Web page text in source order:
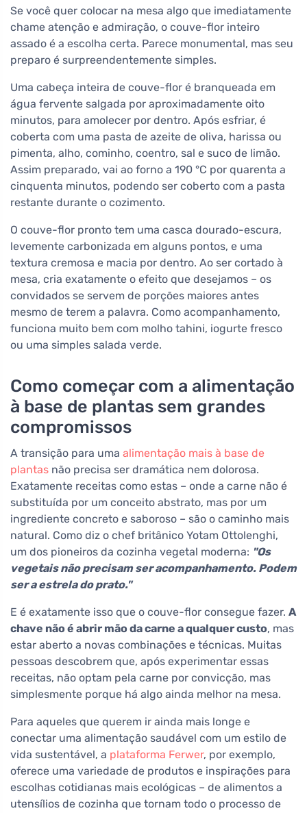
Se você quer colocar na mesa algo que imediatamente
chame atenção e admiração, o couve-flor inteiro
assado é a escolha certa. Parece monumental, mas seu
preparo é surpreendentemente simples.
Uma cabeça inteira de couve-flor é branqueada em
água fervente salgada por aproximadamente oito
minutos, para amolecer por dentro. Após esfriar, é
coberta com uma pasta de azeite de oliva, harissa ou
pimenta, alho, cominho, coentro, sal e suco de limão.
Assim preparado, vai ao forno a 190 °C por quarenta a
cinquenta minutos, podendo ser coberto com a pasta
restante durante o cozimento.
O couve-flor pronto tem uma casca dourado-escura,
levemente carbonizada em alguns pontos, e uma
textura cremosa e macia por dentro. Ao ser cortado à
mesa, cria exatamente o efeito que desejamos – os
convidados se servem de porções maiores antes
mesmo de terem a palavra. Como acompanhamento,
funciona muito bem com molho tahini, iogurte fresco
ou uma simples salada verde.
Como começar com a alimentação
à base de plantas sem grandes
compromissos
A transição para uma alimentação mais à base de
plantas não precisa ser dramática nem dolorosa.
Exatamente receitas como estas – onde a carne não é
substituída por um conceito abstrato, mas por um
ingrediente concreto e saboroso – são o caminho mais
natural. Como diz o chef britânico Yotam Ottolenghi,
um dos pioneiros da cozinha vegetal moderna: "Os
vegetais não precisam ser acompanhamento. Podem
ser a estrela do prato."
E é exatamente isso que o couve-flor consegue fazer. A
chave não é abrir mão da carne a qualquer custo, mas
estar aberto a novas combinações e técnicas. Muitas
pessoas descobrem que, após experimentar essas
receitas, não optam pela carne por convicção, mas
simplesmente porque há algo ainda melhor na mesa.
Para aqueles que querem ir ainda mais longe e
conectar uma alimentação saudável com um estilo de
vida sustentável, a plataforma Ferwer, por exemplo,
oferece uma variedade de produtos e inspirações para
escolhas cotidianas mais ecológicas – de alimentos a
utensílios de cozinha que tornam todo o processo de